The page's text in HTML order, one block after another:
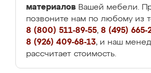
материалов Вашей мебели.
позвоните нам по любому из
8 (800) 511-89-55, 8 (495) 665-
8 (926) 409-68-13, и наш
рассчитает стоимость.